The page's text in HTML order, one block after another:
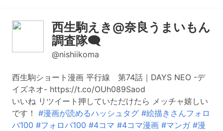
西生駒えき@奈良うまいもん
調査隊🗨️
@nishiikoma
西生駒ショート漫画 平行線 第74話｜DAYS NEO -デ
イズネオ- https://t.co/OUh089Saod
いいね リツイート押していただけたら メッチャ嬉しい
です！ #漫画が読めるハッシュタグ #絵描きさんフォロ
バ100 #フォロバ100 #4コマ #4コマ漫画 #マンガ #漫